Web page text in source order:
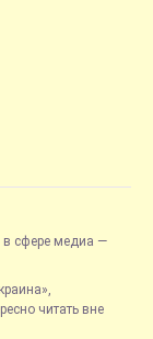
в сфере медиа —
читать вне